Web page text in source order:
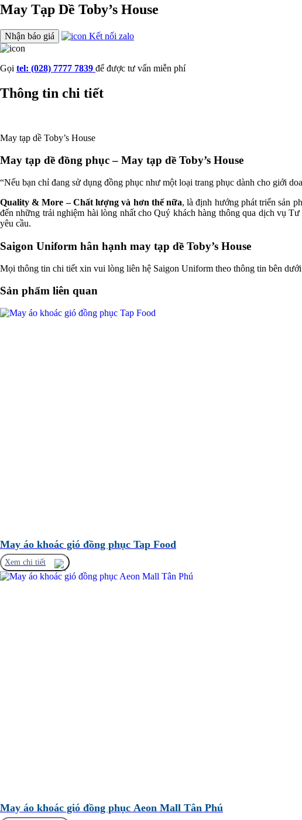
May Tạp Dề Toby’s House
Nhận báo giá Kết nối zalo
Gọi tel: (028) 7777 7839 để được tư vấn miễn phí
Thông tin chi tiết
May tạp dề Toby’s House
May tạp dề đồng phục – May tạp dề Toby’s House
“Nếu bạn chỉ đang sử dụng đồng phục như một loại trang phục dành cho giới
Quality & More – Chất lượng và hơn thế nữa, là định hướng phát triển sản
đến những trải nghiệm hài lòng nhất cho Quý khách hàng thông qua dịch vụ
yêu cầu.
Saigon Uniform hân hạnh may tạp dề Toby’s House
Mọi thông tin chi tiết xin vui lòng liên hệ Saigon Uniform theo thông tin bên
Sản phẩm liên quan
May áo khoác gió đồng phục Tap Food
Xem chi tiết
May áo khoác gió đồng phục Aeon Mall Tân Phú